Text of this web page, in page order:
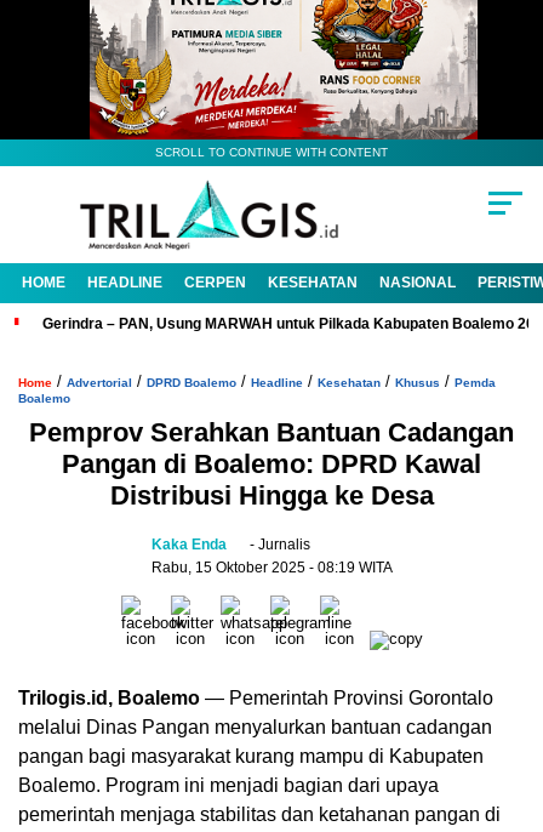
SCROLL TO CONTINUE WITH CONTENT
HOME HEADLINE CERPEN KESEHATAN NASIONAL
Gerindra – PAN, Usung MARWAH untuk Pilkada Kabupaten Boalemo
Home / Advertorial / DPRD Boalemo / Headline / Kesehatan / Khusus / Pemda
Boalemo
Pemprov Serahkan Bantuan Cadangan
Pangan di Boalemo: DPRD Kawal
Distribusi Hingga ke Desa
Kaka Enda
- Jurnalis
Rabu, 15 Oktober 2025 - 08:19 WITA
Trilogis.id, Boalemo — Pemerintah Provinsi Gorontalo
melalui Dinas Pangan menyalurkan bantuan cadangan
pangan bagi masyarakat kurang mampu di Kabupaten
Boalemo. Program ini menjadi bagian dari upaya
pemerintah menjaga stabilitas dan ketahanan pangan di